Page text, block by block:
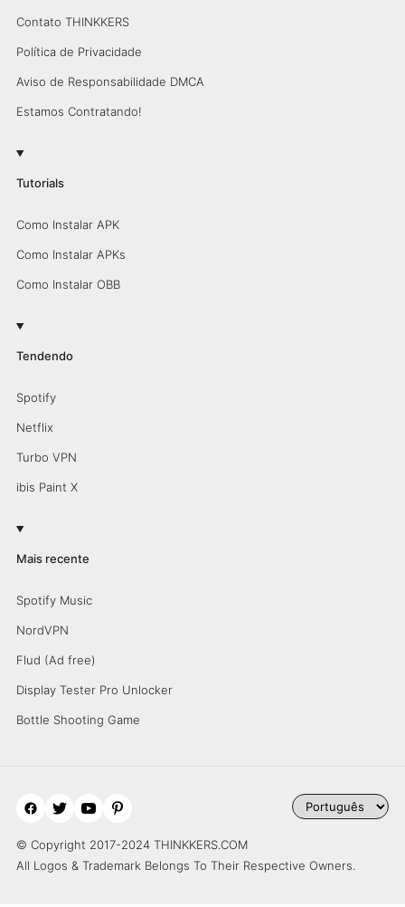
Contato THINKKERS
Política de Privacidade
Aviso de Responsabilidade DMCA
Estamos Contratando!
Tutorials
Como Instalar APK
Como Instalar APKs
Como Instalar OBB
Tendendo
Spotify
Netflix
Turbo VPN
ibis Paint X
Mais recente
Spotify Music
NordVPN
Flud (Ad free)
Display Tester Pro Unlocker
Bottle Shooting Game
© Copyright 2017-2024 THINKKERS.COM
All Logos & Trademark Belongs To Their Respective Owners.